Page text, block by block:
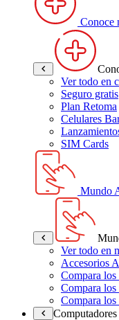
Conoce
Ver todo en
Seguro gratis
Plan Retoma
Celulares
SIM Cards
Mundo
Ver todo en
Accesorios
Compara
Compara los
Compara